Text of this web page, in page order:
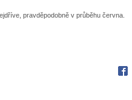
pravděpodobně v průběhu června.